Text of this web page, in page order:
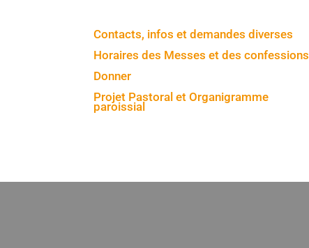
Contacts, infos et demandes diverses
Horaires des Messes et des confessions
Donner
Projet Pastoral et Organigramme
paroissial